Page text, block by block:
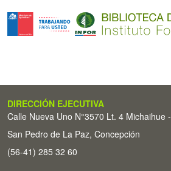
DIRECCIÓN EJECUTIVA
Calle Nueva Uno N°3570 Lt. 4 Michaihue -
San Pedro de La Paz, Concepción
(56-41) 285 32 60